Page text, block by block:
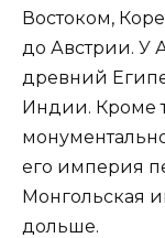
Востоком,
до Австрии. У
древний
Индии. Кроме
его империя
Монгольская
дольше.